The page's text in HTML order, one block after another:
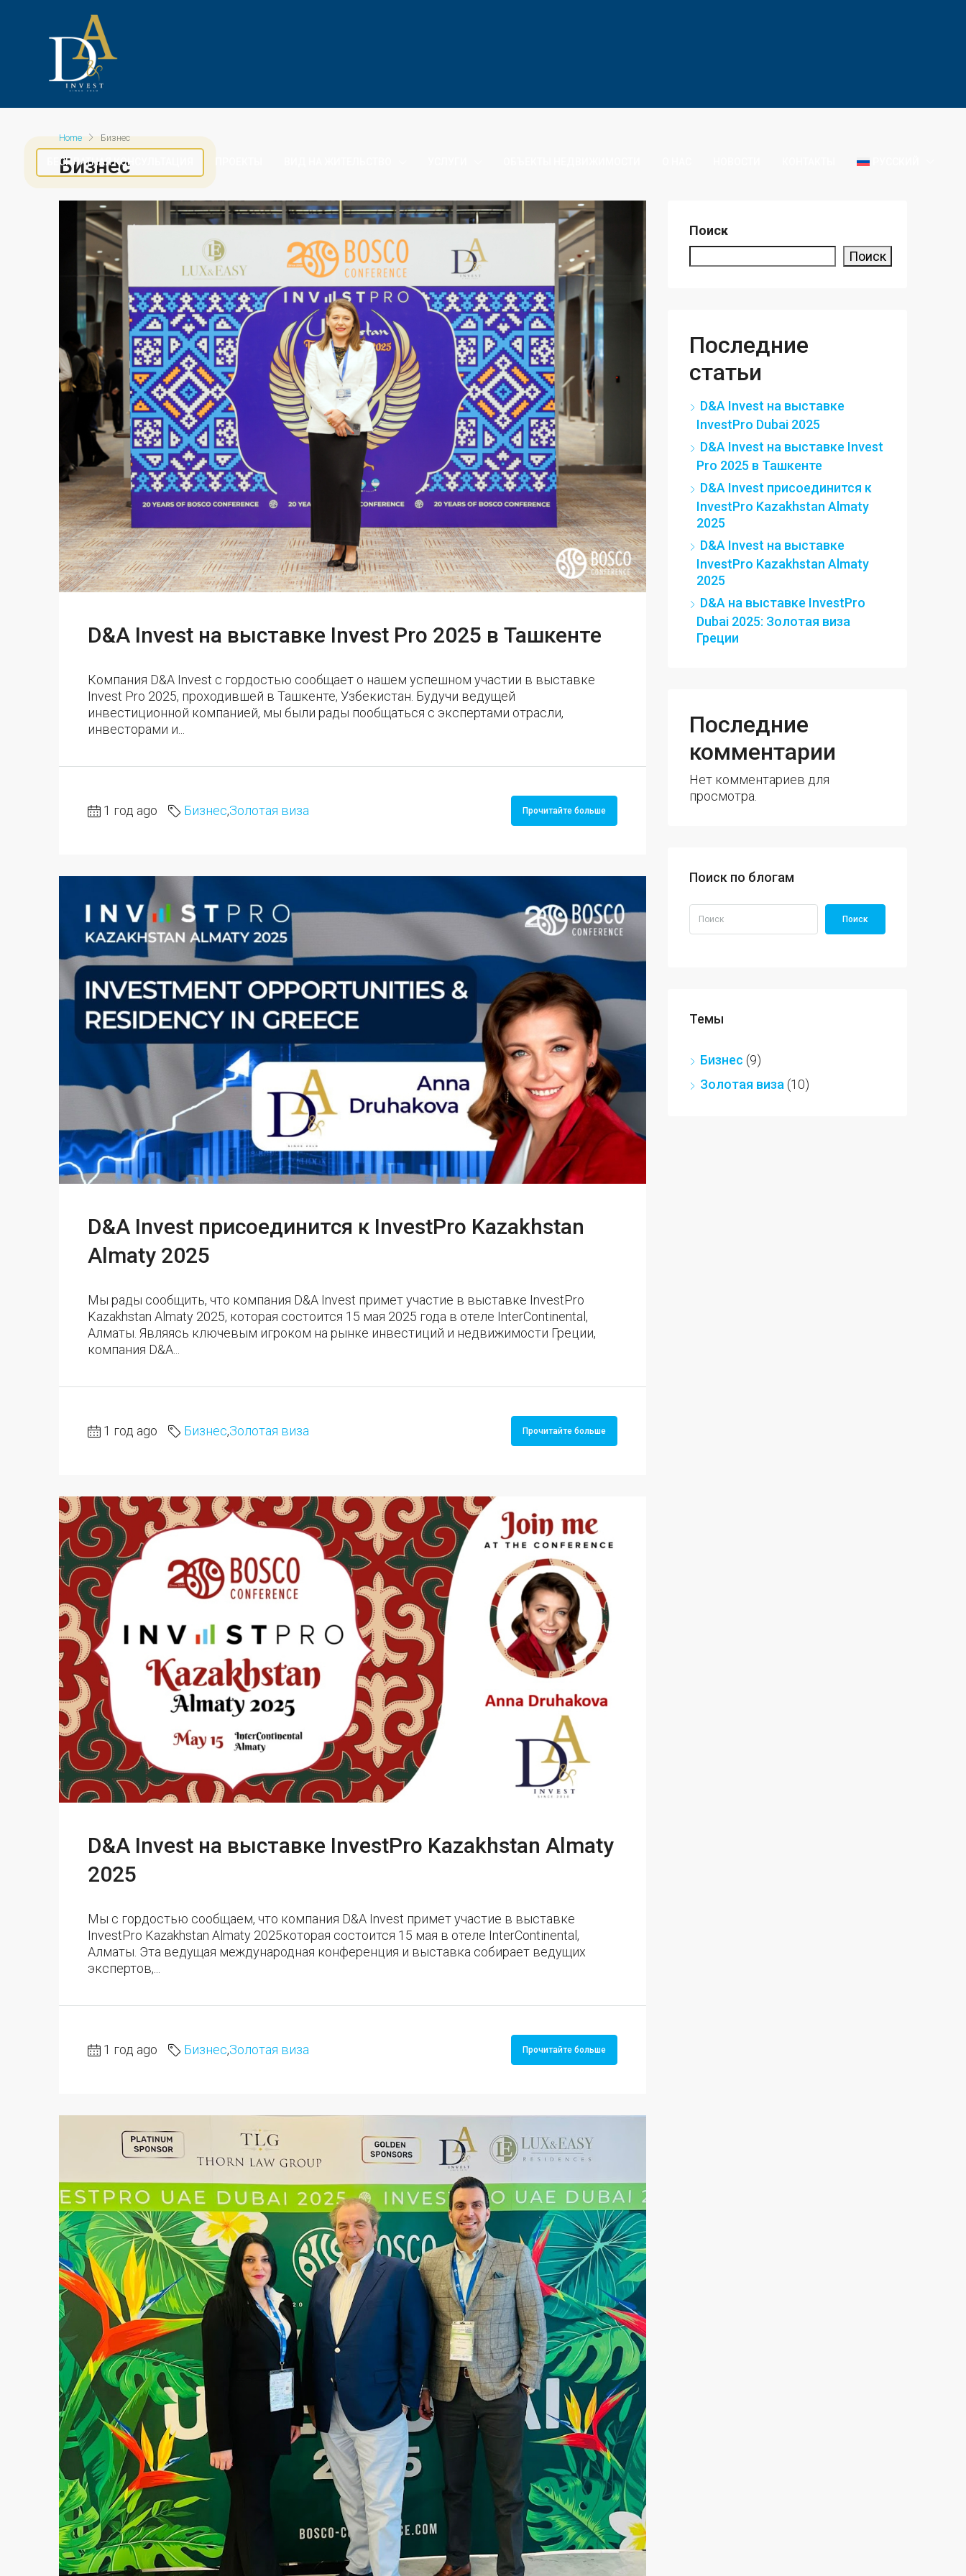
БЕСПЛАТНАЯ КОНСУЛЬТАЦИЯ
Home Бизнес
Бизнес
D&A Invest на выставке Invest Pro 2025 в Ташкенте
Компания D&A Invest с гордостью сообщает о нашем успешном участии в выставке
Invest Pro 2025, проходившей в Ташкенте, Узбекистан. Будучи ведущей
инвестиционной компанией, мы были рады пообщаться с экспертами отрасли,
инвесторами и...
1 год ago Бизнес,Золотая виза Прочитайте больше
D&A Invest присоединится к InvestPro Kazakhstan
Almaty 2025
Мы рады сообщить, что компания D&A Invest примет участие в выставке InvestPro
Kazakhstan Almaty 2025, которая состоится 15 мая 2025 года в отеле InterContinental,
Алматы. Являясь ключевым игроком на рынке инвестиций и недвижимости Греции,
компания D&A...
1 год ago Бизнес,Золотая виза Прочитайте больше
D&A Invest на выставке InvestPro Kazakhstan Almaty
2025
Мы с гордостью сообщаем, что компания D&A Invest примет участие в выставке
InvestPro Kazakhstan Almaty 2025которая состоится 15 мая в отеле InterContinental,
Алматы. Эта ведущая международная конференция и выставка собирает ведущих
экспертов,...
1 год ago Бизнес,Золотая виза Прочитайте больше
Поиск
Поиск
Последние
статьи
D&A Invest на выставке
InvestPro Dubai 2025
D&A Invest на выставке Invest
Pro 2025 в Ташкенте
D&A Invest присоединится к
InvestPro Kazakhstan Almaty
2025
D&A Invest на выставке
InvestPro Kazakhstan Almaty
2025
D&A на выставке InvestPro
Dubai 2025: Золотая виза
Греции
Последние
комментарии
Нет комментариев для
просмотра.
Поиск по блогам
Поиск
Темы
Бизнес (9)
Золотая виза (10)